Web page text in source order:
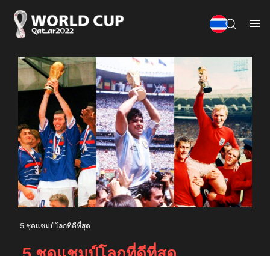
5 ชุดแชมป์โลกที่ดีที่สุด